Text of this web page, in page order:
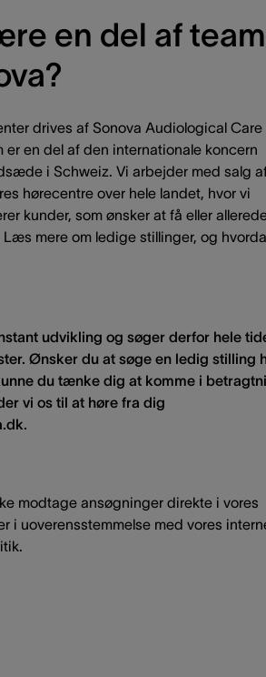
en del af team
drives af Sonova Audiological Care
er en del af den internationale koncern
i Schweiz. Vi arbejder med salg
hørecentre over hele landet, hvor vi
kunder, som ønsker at få eller
Læs mere om ledige stillinger, og
udvikling og søger derfor hele
Ønsker du at søge en ledig stilling
du tænke dig at komme i
vi os til at høre fra dig
modtage ansøgninger direkte i vores
i uoverensstemmelse med vores